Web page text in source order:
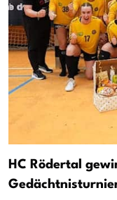
HC Rödertal